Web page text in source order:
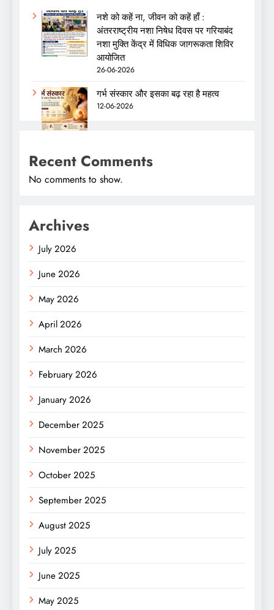
नशे को कहें ना, जीवन को कहें हाँ :
अंतरराष्ट्रीय नशा निषेध दिवस पर गरियाबंद
नशा मुक्ति केंद्र में विधिक जागरूकता शिविर
आयोजित
26-06-2026
गर्भ संस्कार और इसका बढ़ रहा है महत्व
12-06-2026
Recent Comments
No comments to show.
Archives
July 2026
June 2026
May 2026
April 2026
March 2026
February 2026
January 2026
December 2025
November 2025
October 2025
September 2025
August 2025
July 2025
June 2025
May 2025